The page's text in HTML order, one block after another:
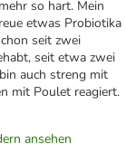
so hart. Mein
etwas Probiotika
seit zwei
seit etwa zwei
auch streng mit
mit Poulet reagiert.
ansehen